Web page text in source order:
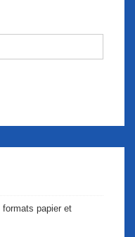
formats papier et